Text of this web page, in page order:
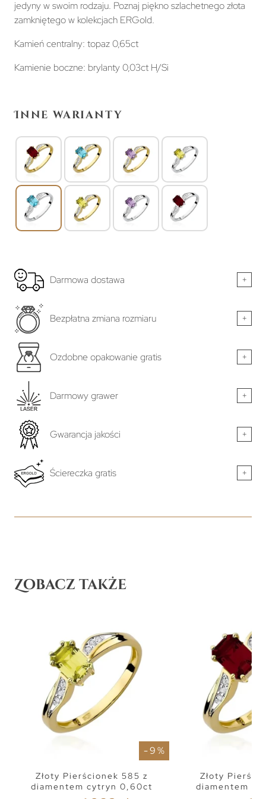
jedyny w swoim rodzaju. Poznaj piękno szlachetnego złota
zamkniętego w kolekcjach ERGold.
Kamień centralny: topaz 0,65ct
Kamienie boczne: brylanty 0,03ct H/Si
Inne warianty
Darmowa dostawa +
Bezpłatna zmiana rozmiaru +
Ozdobne opakowanie gratis +
Darmowy grawer +
Gwarancja jakości +
Ściereczka gratis +
Zobacz także
- 9 %
Złoty Pierścionek 585 z
diamentem cytryn 0,60ct
Złoty
diamentem